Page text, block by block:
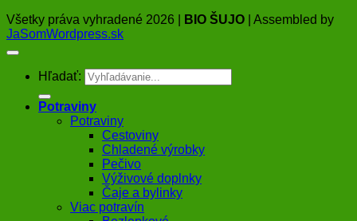
Všetky práva vyhradené 2026 |
BIO ŠUJO | Assembled by
JaSomWordpress.sk
Hľadať:
Potraviny
Potraviny
Cestoviny
Chladené výrobky
Pečivo
Výživové doplnky
Čaje a bylinky
Viac potravín